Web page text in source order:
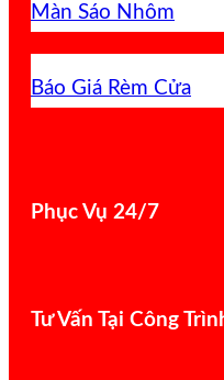
Màn Sáo Nhôm
Báo Giá Rèm Cửa
Phục Vụ 24/7
Tư Vấn Tại Công